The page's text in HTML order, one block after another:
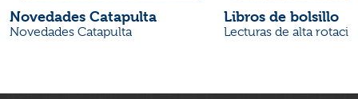
Novedades Catapulta
Novedades Catapulta
Libros de bolsillo
Lecturas de alta